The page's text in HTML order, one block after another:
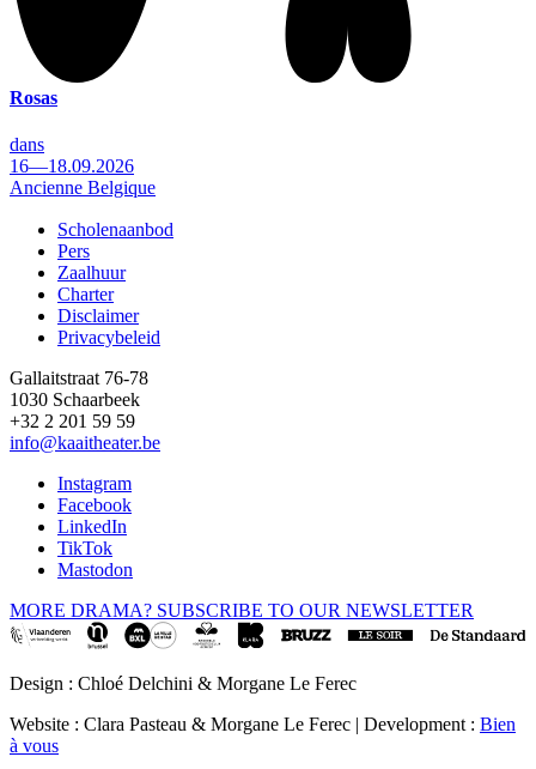
Rosas
dans
16—18.09.2026
Ancienne Belgique
Footer
Scholenaanbod
Pers
Zaalhuur
Charter
Disclaimer
Privacybeleid
Gallaitstraat 76-78
1030 Schaarbeek
+32 2 201 59 59
info@kaaitheater.be
Instagram
Facebook
LinkedIn
TikTok
Mastodon
MORE DRAMA? SUBSCRIBE TO OUR NEWSLETTER
Design : Chloé Delchini & Morgane Le Ferec
Website : Clara Pasteau & Morgane Le Ferec | Development : Bien
à vous